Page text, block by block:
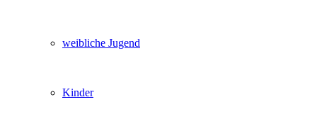
weibliche Jugend
Kinder